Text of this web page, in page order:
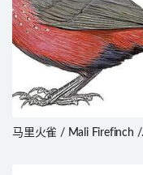
马里火雀 / Mali Firefinch /